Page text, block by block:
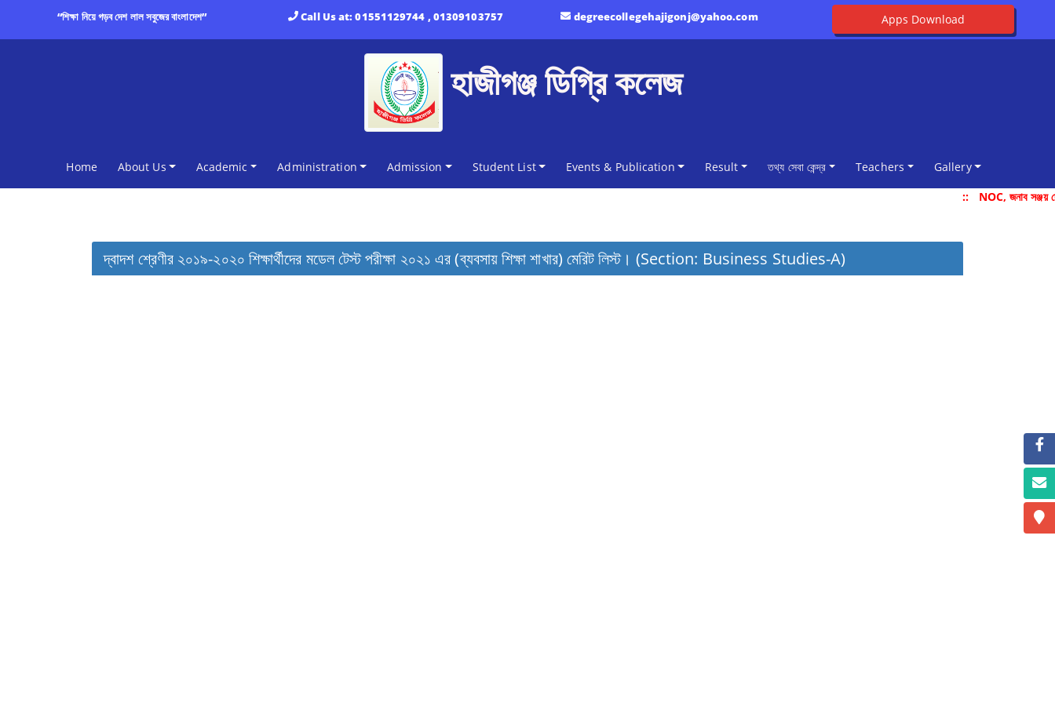
“শিক্ষা নিয়ে গড়ব দেশ লাল সবুজের বাংলাদেশ” Call Us at:01551129744 , 01309103757 degreecollegehajigonj@yahoo.com Apps Download
হাজীগঞ্জ ডিগ্রি কলেজ
Home(current)
About Us Academic Administration Admission Student List Events & Publication Result তথ্য সেবা কেন্দ্র Teachers
Gallery
::
NOC, জনাব সঞ্জয়
দ্বাদশ শ্রেণীর ২০১৯-২০২০ শিক্ষার্থীদের মডেল টেস্ট পরীক্ষা ২০২১ এর (ব্যবসায় শিক্ষা শাখার) মেরিট লিস্ট। (Section: Business Studies-A)